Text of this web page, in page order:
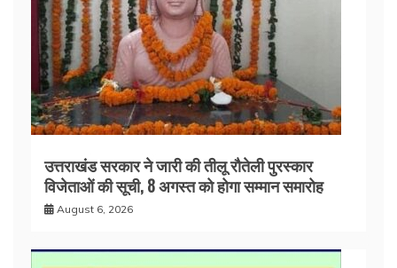
उत्तराखंड सरकार ने जारी की तीलू रौतेली पुरस्कार
विजेताओं की सूची, 8 अगस्त को होगा सम्मान समारोह
August 6, 2026